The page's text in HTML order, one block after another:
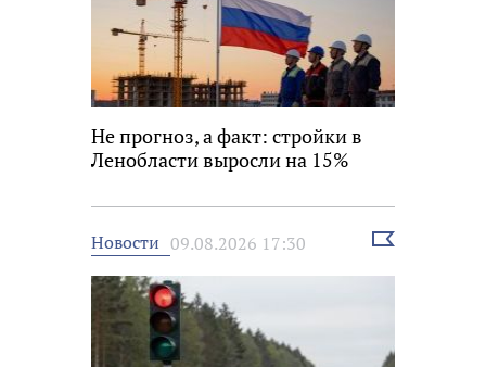
Не прогноз, а факт: стройки в
Ленобласти выросли на 15%
Новости 09.08.2026 17:30
Выбрать